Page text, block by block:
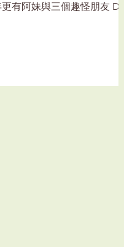
有阿妹與三個趣怪朋友 Do